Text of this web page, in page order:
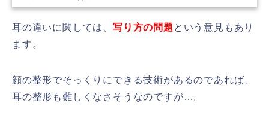
耳の違いに関しては、 写り方の問題 という意見もあり
ます。
顔の整形でそっくりにできる技術があるのであれば、
耳の整形も難しくなさそうなのですが…。